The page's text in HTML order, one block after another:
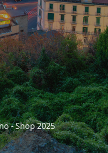
- Shop 2025